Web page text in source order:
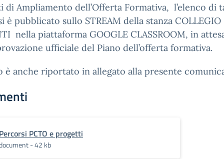
di Ampliamento dell’Offerta Formativa, l’elenco di
è pubblicato sullo STREAM della stanza COLLEGIO
nella piattaforma GOOGLE CLASSROOM, in
ufficiale del Piano dell’offerta formativa.
è anche riportato in allegato alla presente
PCTO e progetti
- 42 kb